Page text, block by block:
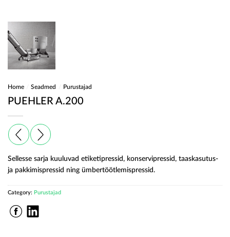
Home Seadmed Purustajad
PUEHLER A.200
Sellesse sarja kuuluvad etiketipressid, konservipressid, taaskasutus-
ja pakkimispressid ning ümbertöötlemispressid.
Category: Purustajad